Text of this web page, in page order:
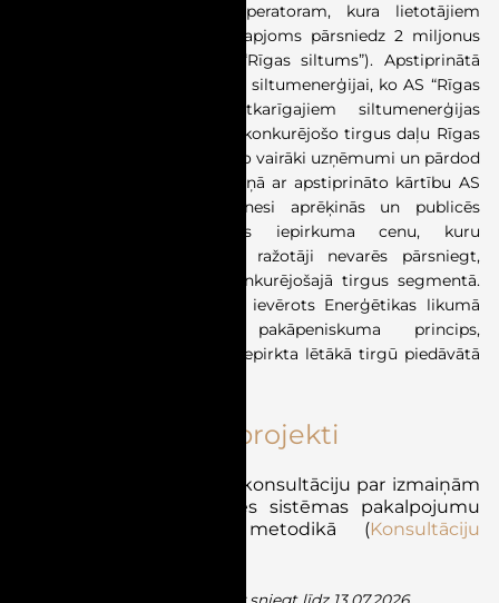
siltumapgādes sistēmas operatoram, kura lietotājiem
piegādātās siltumenerģijas apjoms pārsniedz 2 miljonus
megavatstundu gadā (AS “Rīgas siltums”). Apstiprinātā
kārtība paredz cenu griestus siltumenerģijai, ko AS “Rīgas
siltums” iepērk no neatkarīgajiem siltumenerģijas
ražotājiem. Tie attieksies uz konkurējošo tirgus daļu Rīgas
labajā krastā, kur siltumu ražo vairāki uzņēmumi un pārdod
to AS “Rīgas siltums”. Saskaņā ar apstiprināto kārtību AS
“Rīgas siltums” katru mēnesi aprēķinās un publicēs
maksimālo siltumenerģijas iepirkuma cenu, kuru
neatkarīgie siltumenerģijas ražotāji nevarēs pārsniegt,
pārdodot siltumenerģiju konkurējošajā tirgus segmentā.
Vienlaikus arī turpmāk tiks ievērots Enerģētikas likumā
noteiktais ekonomiskā pakāpeniskuma princips,
nodrošinot, ka primāri tiek iepirkta lētākā tirgū piedāvātā
Normatīvo aktu projekti
SPRK izsludina publisko konsultāciju par izmaiņām
elektroenerģijas pārvades sistēmas pakalpojumu
tarifu aprēķināšanas metodikā (Konsultāciju